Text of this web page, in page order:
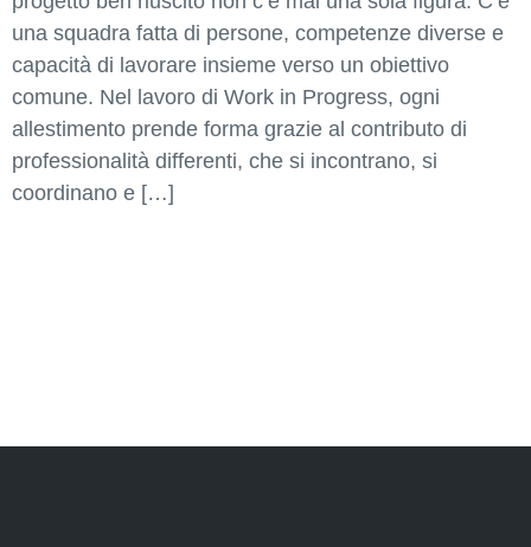
una squadra fatta di persone, competenze diverse e
capacità di lavorare insieme verso un obiettivo
comune. Nel lavoro di Work in Progress, ogni
allestimento prende forma grazie al contributo di
professionalità differenti, che si incontrano, si
coordinano e […]